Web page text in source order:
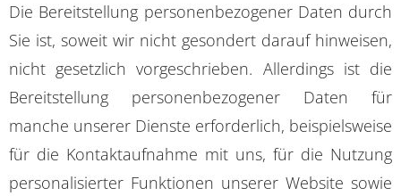
Die Bereitstellung personenbezogener Daten durch
Sie ist, soweit wir nicht gesondert darauf hinweisen,
nicht gesetzlich vorgeschrieben. Allerdings ist die
Bereitstellung personenbezogener Daten für
manche unserer Dienste erforderlich, beispielsweise
für die Kontaktaufnahme mit uns, für die Nutzung
personalisierter Funktionen unserer Website sowie